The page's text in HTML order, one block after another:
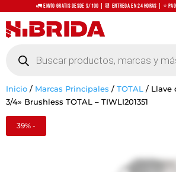
🚛 Envío Gratis desde S/100 | 📆 Entrega en 24 horas | ⭐
productos
Inicio / Marcas Principales / TOTAL / Llave
3/4» Brushless TOTAL – TIWLI201351
39% -